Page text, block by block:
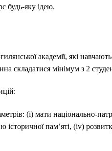
будь-яку ідею.
академії, які
складатися мінімум з 2
(і) мати національно-
історичної пам’яті, (іv)